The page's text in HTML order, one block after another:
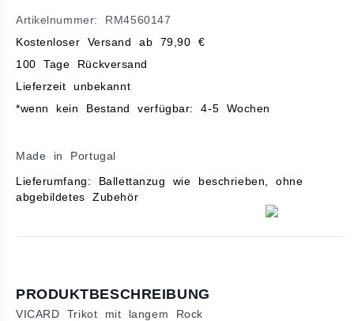
Artikelnummer: RM4560147
Kostenloser Versand ab 79,90 €
100 Tage Rückversand
Lieferzeit unbekannt
*wenn kein Bestand verfügbar: 4-5 Wochen
Made in Portugal
Lieferumfang: Ballettanzug wie beschrieben, ohne
abgebildetes Zubehör
PRODUKTBESCHREIBUNG
VICARD Trikot mit langem Rock